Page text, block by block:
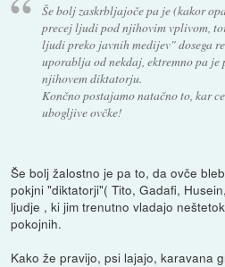
Še bolj zaskrbljajoče pa je (kakor
precej ljudi pod njihovim vplivom,
ljudi preko javnih medijev" dosega
uporablja od nekdaj, ektremno pa je
njihovem diktatorju.
Končno postajamo natačno to, kar
ubogljive ovčke!
Še bolj žalostno je pa to, da ovče
pokjni "diktatorji"( Tito, Gadafi,
ljudje , ki jim trenutno vladajo
pokojnih.
Kako že pravijo, psi lajajo, karavana